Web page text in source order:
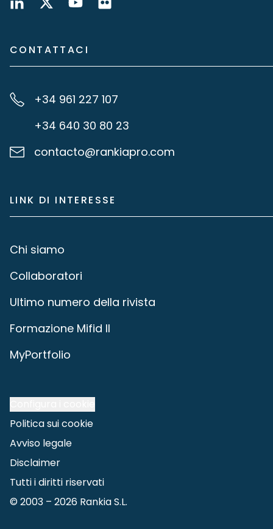
CONTATTACI
+34 961 227 107
+34 640 30 80 23
contacto@rankiapro.com
LINK DI INTERESSE
Chi siamo
Collaboratori
Ultimo numero della rivista
Formazione Mifid II
MyPortfolio
Politica sui cookie
Avviso legale
Disclaimer
Tutti i diritti riservati
© 2003 – 2026 Rankia S.L.